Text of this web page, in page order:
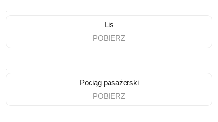
Lis
POBIERZ
Pociąg pasażerski
POBIERZ